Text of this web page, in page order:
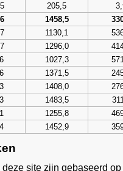
205,5
1458,5
1130,1
1296,0
1027,3
1371,5
1408,0
1483,5
1255,8
1452,9
deze site zijn gebaseerd